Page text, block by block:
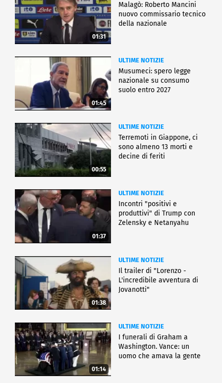
01:31
Malagò: Roberto Mancini
nuovo commissario tecnico
della nazionale
01:45
ULTIME NOTIZIE
Musumeci: spero legge
nazionale su consumo
suolo entro 2027
00:55
ULTIME NOTIZIE
Terremoti in Giappone, ci
sono almeno 13 morti e
decine di feriti
01:37
ULTIME NOTIZIE
Incontri "positivi e
produttivi" di Trump con
Zelensky e Netanyahu
01:38
ULTIME NOTIZIE
Il trailer di "Lorenzo -
L'incredibile avventura di
Jovanotti"
01:14
ULTIME NOTIZIE
I funerali di Graham a
Washington. Vance: un
uomo che amava la gente